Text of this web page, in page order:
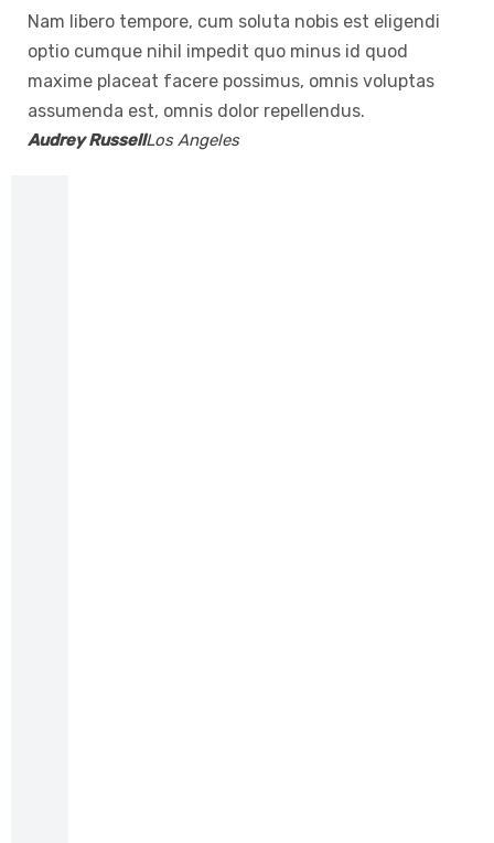
Nam libero tempore, cum soluta nobis est eligendi
optio cumque nihil impedit quo minus id quod
maxime placeat facere possimus, omnis voluptas
assumenda est, omnis dolor repellendus.
Audrey RussellLos Angeles